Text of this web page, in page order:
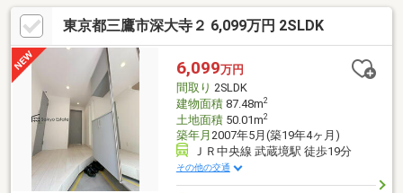
交換、火災報知器新設、防蟻工事）◎リフォーム履歴有(令和2年4
月：外壁・屋根塗装、ヒートポンプ給湯器新規設置) ※本物件建
物面積は建築基準法による建ぺい率・容積率の制限値を超過し建
築されており、将来再建築の際は同規模の建築はできません※駐
車台数は車種によります
東京都三鷹市深大寺２ 6,099万円 2SLDK
6,099万円
間取り 2SLDK
建物面積87.48m2
土地面積50.01m2
築年月 2007年5月(築19年4ヶ月)
ＪＲ中央線 武蔵境駅 徒歩19分
その他の交通